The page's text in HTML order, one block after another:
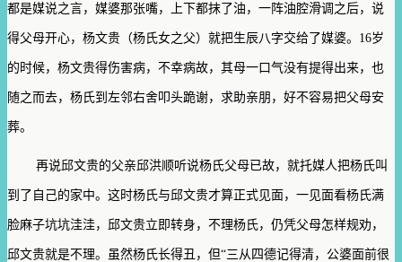
都是媒说之言，媒婆那张嘴，上下都抹了油，一阵油腔滑调之后，说
得父母开心，杨文贵（杨氏女之父）就把生辰八字交给了媒婆。16岁
的时候，杨文贵得伤害病，不幸病故，其母一口气没有提得出来，也
随之而去，杨氏到左邻右舍叩头跪谢，求助亲朋，好不容易把父母安
葬。
再说邱文贵的父亲邱洪顺听说杨氏父母已故，就托媒人把杨氏叫
到了自己的家中。这时杨氏与邱文贵才算正式见面，一见面看杨氏满
脸麻子坑坑洼洼，邱文贵立即转身，不理杨氏，仍凭父母怎样规劝，
邱文贵就是不理。虽然杨氏长得丑，但“三从四德记得清，公婆面前很